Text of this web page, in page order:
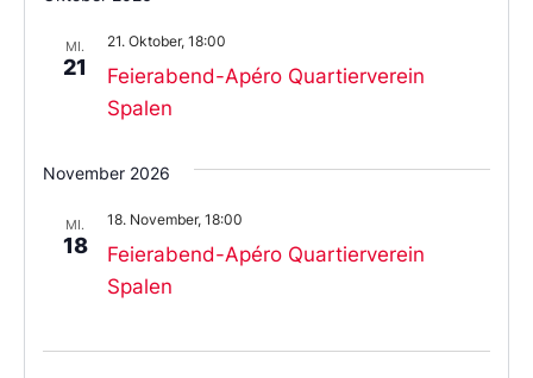
MI.
21
Feierabend-Apéro Quartierverein
Spalen
21. Oktober, 18:00
November 2026
MI.
18
Feierabend-Apéro Quartierverein
Spalen
18. November, 18:00